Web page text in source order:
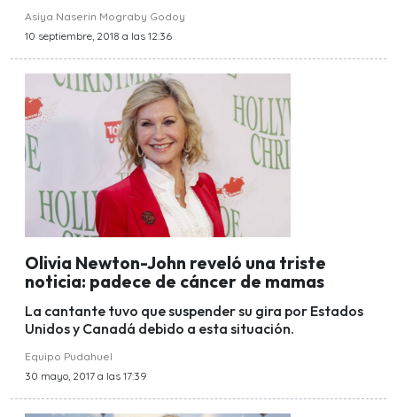
Asiya Naserin Mograby Godoy
10 septiembre, 2018 a las 12:36
Olivia Newton-John reveló una triste
noticia: padece de cáncer de mamas
La cantante tuvo que suspender su gira por Estados
Unidos y Canadá debido a esta situación.
Equipo Pudahuel
30 mayo, 2017 a las 17:39